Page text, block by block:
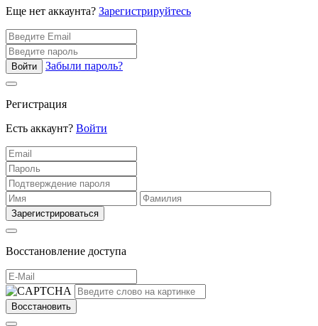
Еще нет аккаунта? Зарегистрируйтесь
Войти Забыли пароль?
Регистрация
Есть аккаунт? Войти
Зарегистрироваться
Восстановление доступа
Восстановить